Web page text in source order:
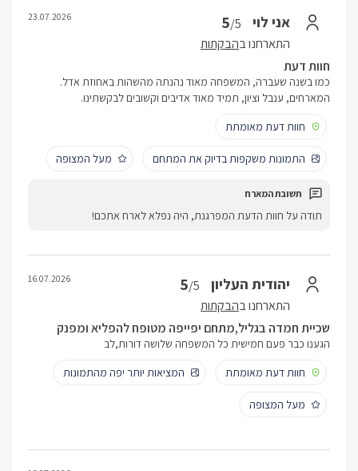
אני לוי 5/5
התארחנו בהבקתות
23.07.2026
חוות דעת
כמו בשנה שעברה, המשפחה מאוד נהנתה מהשהות באחוזת אדל.
המארחים, ענבל וציון, תמיד מאוד אדיבים וקשובים לבקשתינו.
חוות דעת מאומתת
התמונות משקפות בדיוק את המתחם מעל המצופה
תודה על חוות הדעת המפרגנת, היה נפלא לארח אתכם!
יהודית העליון 5/5
התארחנו בהבקתות
16.07.2026
שכיית חמדה בגליל,מתחם יפייפה מטופח להפליא ומפנק
הגענו כבר פעם חמישית כל המשפחה שלושה דורות,לב
חוות דעת מאומתת
המציאות יותר יפה מהתמונות
מעל המצופה